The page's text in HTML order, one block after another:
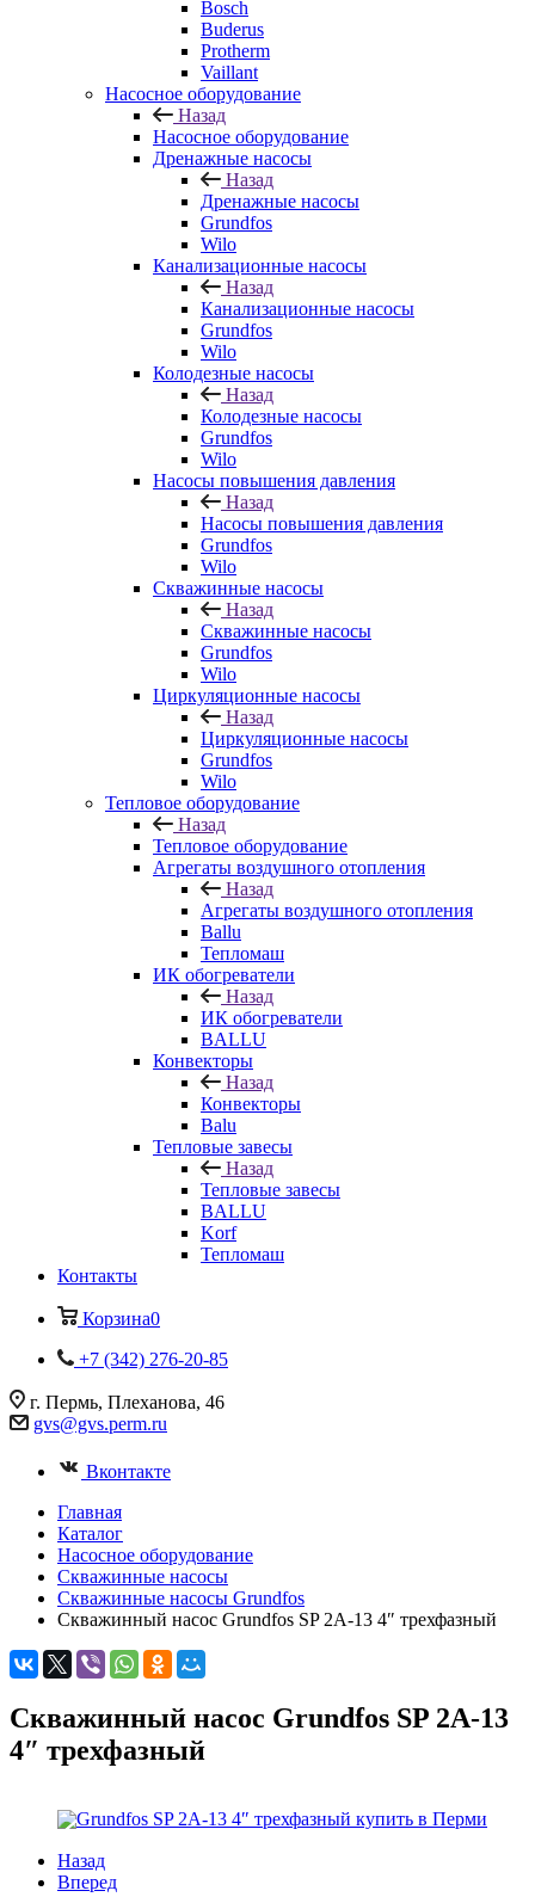
Bosch
Buderus
Protherm
Vaillant
Насосное оборудование
Назад
Насосное оборудование
Дренажные насосы
Назад
Дренажные насосы
Grundfos
Wilo
Канализационные насосы
Назад
Канализационные насосы
Grundfos
Wilo
Колодезные насосы
Назад
Колодезные насосы
Grundfos
Wilo
Насосы повышения давления
Назад
Насосы повышения давления
Grundfos
Wilo
Скважинные насосы
Назад
Скважинные насосы
Grundfos
Wilo
Циркуляционные насосы
Назад
Циркуляционные насосы
Grundfos
Wilo
Тепловое оборудование
Назад
Тепловое оборудование
Агрегаты воздушного отопления
Назад
Агрегаты воздушного отопления
Ballu
Тепломаш
ИК обогреватели
Назад
ИК обогреватели
BALLU
Конвекторы
Назад
Конвекторы
Balu
Тепловые завесы
Назад
Тепловые завесы
BALLU
Korf
Тепломаш
Контакты
Корзина0
+7 (342) 276-20-85
г. Пермь, Плеханова, 46
gvs@gvs.perm.ru
Вконтакте
Главная
Каталог
Насосное оборудование
Скважинные насосы
Скважинные насосы Grundfos
Скважинный насос Grundfos SP 2A-13 4″ трехфазный
Скважинный насос Grundfos SP 2A-13
4″ трехфазный
Назад
Вперед